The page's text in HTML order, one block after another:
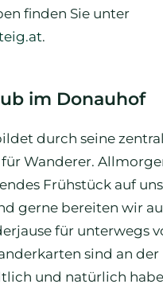
finden Sie unter
.
im Donauhof
durch seine
für Wanderer.
Frühstück auf
gerne bereiten wir
für unterwegs
sind an der
und natürlich